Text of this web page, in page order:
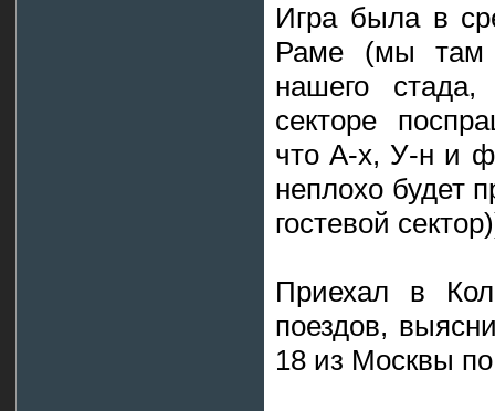
Игра была в
Раме (мы там
нашего
секторе
что А-х, У-н и
неплохо будет
гостевой
Приехал в
поездов,
18 из Москвы